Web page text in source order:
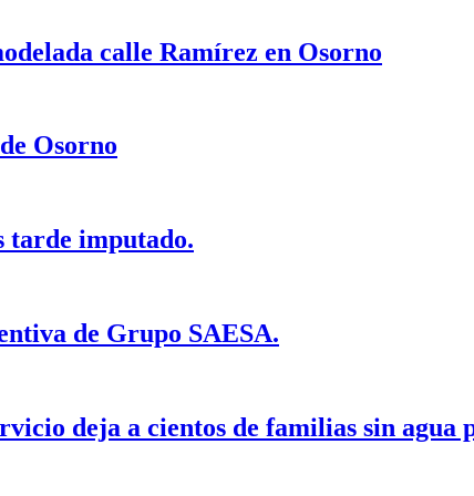
calle Ramírez en Osorno
Osorno
tarde imputado.
de Grupo SAESA.
deja a cientos de familias sin agua